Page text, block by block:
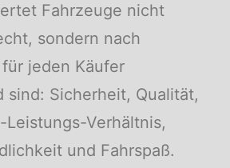
Fahrzeuge nicht
sondern nach
jeden Käufer
sind: Sicherheit, Qualität,
Leistungs-Verhältnis,
und Fahrspaß.